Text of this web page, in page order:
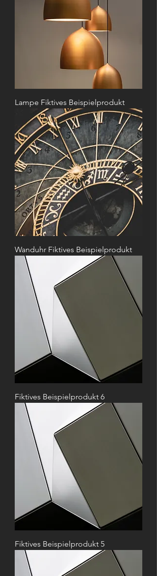
Lampe Fiktives Beispielprodukt
Wanduhr Fiktives Beispielprodukt
Fiktives Beispielprodukt 6
Fiktives Beispielprodukt 5